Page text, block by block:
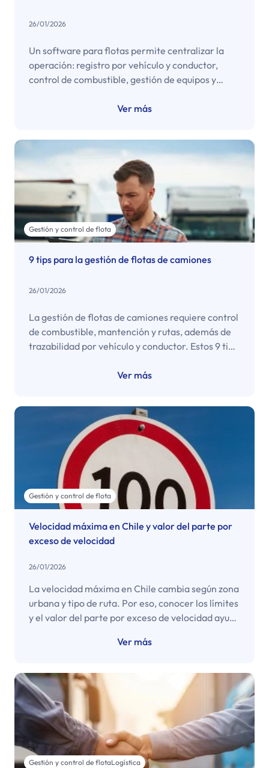
26/01/2026
Un software para flotas permite centralizar la
operación: registro por vehículo y conductor,
control de combustible, gestión de equipos y
su impacto en continuidad y control.
Ver más
Gestión y control de flota
9 tips para la gestión de flotas de camiones
26/01/2026
La gestión de flotas de camiones requiere control
de combustible, mantención y rutas, además de
trazabilidad por vehículo y conductor. Estos 9 tips
Ver más
Gestión y control de flota
Velocidad máxima en Chile y valor del parte por
exceso de velocidad
26/01/2026
La velocidad máxima en Chile cambia según zona
urbana y tipo de ruta. Por eso, conocer los límites
y el valor del parte por exceso de velocidad ayuda
Ver más
Gestión y control de flotaLogística